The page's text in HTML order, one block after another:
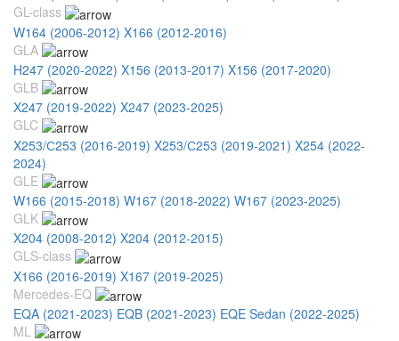
GL-class
W164 (2006-2012) X166 (2012-2016)
GLA
H247 (2020-2022) X156 (2013-2017) X156 (2017-2020)
GLB
X247 (2019-2022) X247 (2023-2025)
GLC
X253/С253 (2016-2019) X253/С253 (2019-2021) X254 (2022-
2024)
GLE
W166 (2015-2018) W167 (2018-2022) W167 (2023-2025)
GLK
X204 (2008-2012) X204 (2012-2015)
GLS-class
X166 (2016-2019) X167 (2019-2025)
Mercedes-EQ
EQA (2021-2023) EQB (2021-2023) EQE Sedan (2022-2025)
ML